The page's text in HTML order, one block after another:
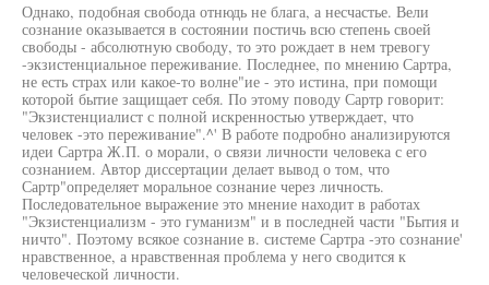
Однако, подобная свобода отнюдь не блага, а несчастье. Вели
сознание оказывается в состоянии постичь всю степень своей
свободы - абсолютную свободу, то это рождает в нем тревогу
-экзистенциальное переживание. Последнее, по мнению Сартра,
не есть страх или какое-то волне"ие - это истина, при помощи
которой бытие защищает себя. По этому поводу Сартр говорит:
"Экзистенциалист с полной искренностью утверждает, что
человек -это переживание".^' В работе подробно анализируются
идеи Сартра Ж.П. о морали, о связи личности человека с его
сознанием. Автор диссертации делает вывод о том, что
Сартр"определяет моральное сознание через личность.
Последовательное выражение это мнение находит в работах
"Экзистенциализм - это гуманизм" и в последней части "Бытия и
ничто". Поэтому всякое сознание в. системе Сартра -это сознание'
нравственное, а нравственная проблема у него сводится к
человеческой личности.